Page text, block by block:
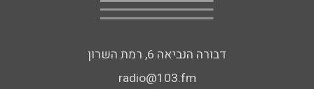
דבורה הנביאה 6, רמת השרון
radio@103.fm